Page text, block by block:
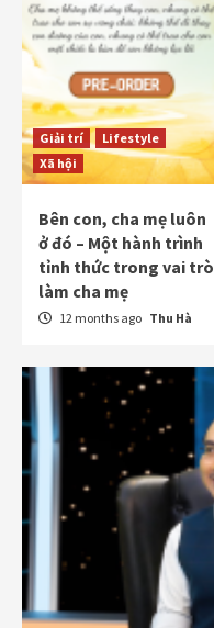
Giải trí
Lifestyle
Xã hội
Bên con, cha mẹ luôn
ở đó – Một hành trình
tỉnh thức trong vai trò
làm cha mẹ
12 months ago Thu Hà